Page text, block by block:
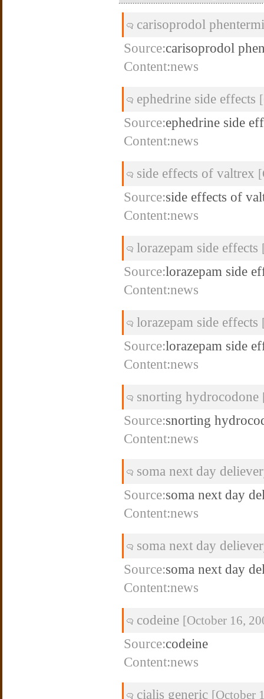
carisoprodol
Source:carisoprodol
Content:news
ephedrine side effects
Source:ephedrine side
Content:news
side effects of valtrex
Source:side effects of
Content:news
lorazepam side effects
Source:lorazepam side
Content:news
lorazepam side effects
Source:lorazepam side
Content:news
snorting hydrocodone
Source:snorting
Content:news
soma next day
Source:soma next day
Content:news
soma next day
Source:soma next day
Content:news
codeine [October 16,
Source:codeine
Content:news
cialis generic [October